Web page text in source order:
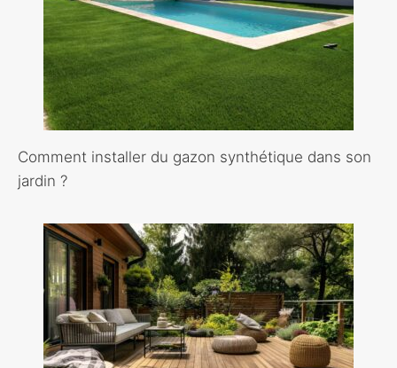
Comment installer du gazon synthétique dans son
jardin ?